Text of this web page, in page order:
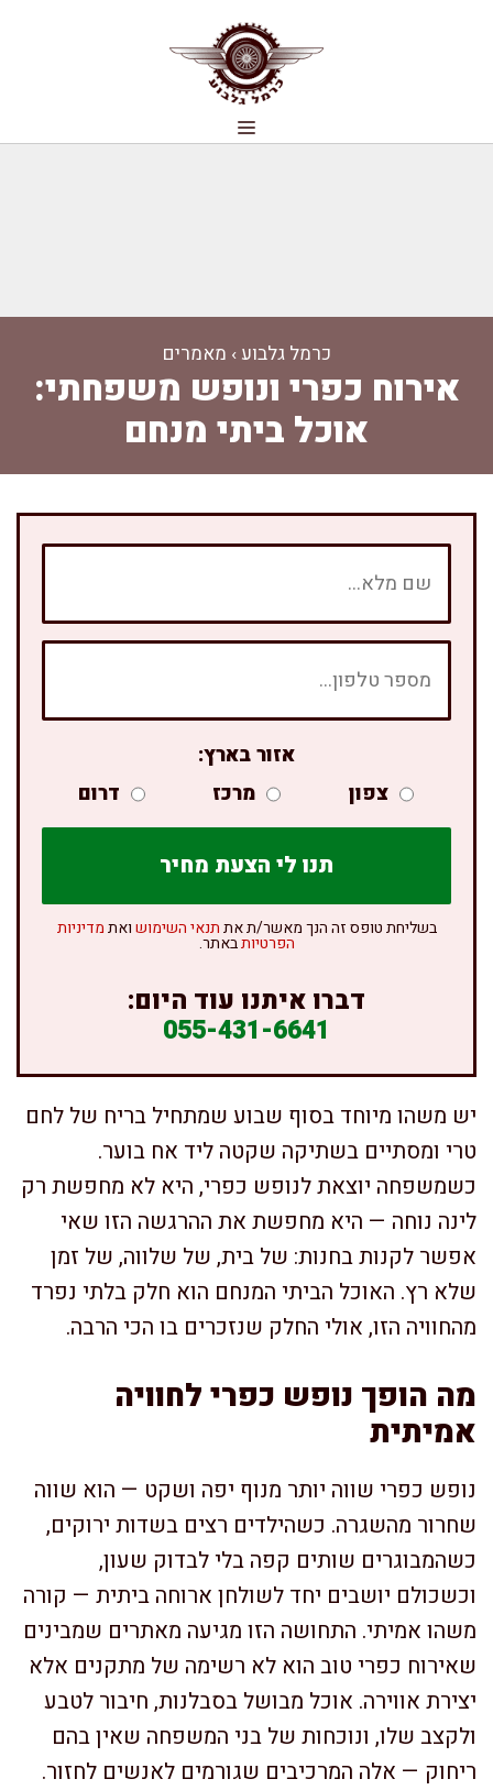
תפריט
כרמל גלבוע › מאמרים
אירוח כפרי ונופש משפחתי:
אוכל ביתי מנחם
אזור בארץ:
צפון
מרכז דרום
בשליחת טופס זה הנך מאשר/ת אתתנאי השימושואתמדיניות
הפרטיותבאתר.
דברו איתנו עוד היום:
055-431-6641
יש משהו מיוחד בסוף שבוע שמתחיל בריח של לחם
טרי ומסתיים בשתיקה שקטה ליד אח בוער.
כשמשפחה יוצאת לנופש כפרי, היא לא מחפשת רק
לינה נוחה — היא מחפשת את ההרגשה הזו שאי
אפשר לקנות בחנות: של בית, של שלווה, של זמן
שלא רץ. האוכל הביתי המנחם הוא חלק בלתי נפרד
מהחוויה הזו, אולי החלק שנזכרים בו הכי הרבה.
מה הופך נופש כפרי לחוויה
אמיתית
נופש כפרי שווה יותר מנוף יפה ושקט — הוא שווה
שחרור מהשגרה. כשהילדים רצים בשדות ירוקים,
כשהמבוגרים שותים קפה בלי לבדוק שעון,
וכשכולם יושבים יחד לשולחן ארוחה ביתית — קורה
משהו אמיתי. התחושה הזו מגיעה מאתרים שמבינים
שאירוח כפרי טוב הוא לא רשימה של מתקנים אלא
יצירת אווירה. אוכל מבושל בסבלנות, חיבור לטבע
ולקצב שלו, ונוכחות של בני המשפחה שאין בהם
ריחוק — אלה המרכיבים שגורמים לאנשים לחזור.